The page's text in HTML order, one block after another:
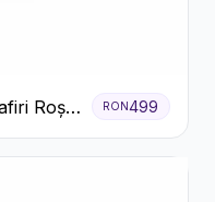
Roșii
RON 499